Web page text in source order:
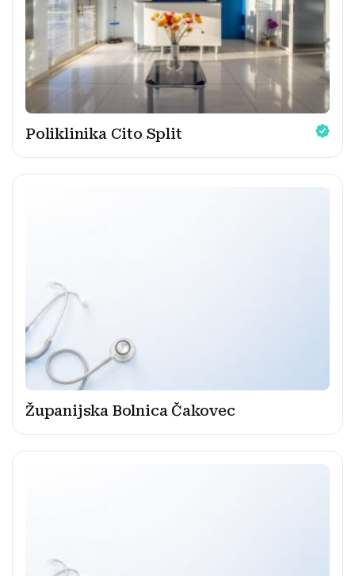
Poliklinika Cito Split
Županijska Bolnica Čakovec